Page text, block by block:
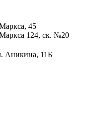
45
124, ск. №20
Аникина, 11Б